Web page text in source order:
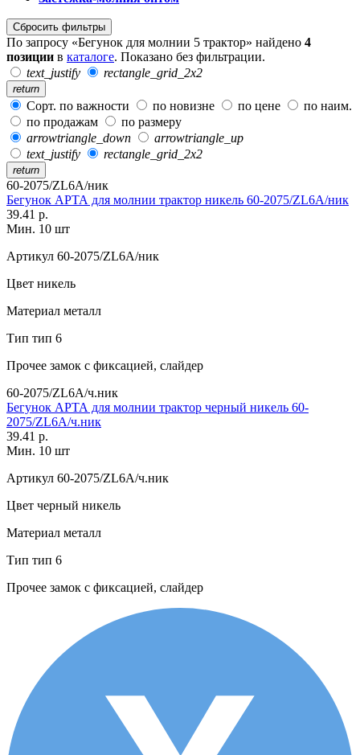
Сбросить фильтры
По запросу «Бегунок для молнии 5 трактор» найдено 4
позиции в каталоге. Показано без фильтрации.
text_justify
rectangle_grid_2x2
return
Сорт. по важности по новизне по цене
по наим.
по продажам
по размеру
arrowtriangle_down
arrowtriangle_up
text_justify
rectangle_grid_2x2
return
60-2075/ZL6A/ник
Бегунок АРТА для молнии трактор никель 60-2075/ZL6A/ник
39.41 р.
Мин. 10 шт
Артикул 60-2075/ZL6A/ник
Цвет никель
Материал металл
Тип тип 6
Прочее замок с фиксацией, слайдер
60-2075/ZL6A/ч.ник
Бегунок АРТА для молнии трактор черный никель 60-
2075/ZL6A/ч.ник
39.41 р.
Мин. 10 шт
Артикул 60-2075/ZL6A/ч.ник
Цвет черный никель
Материал металл
Тип тип 6
Прочее замок с фиксацией, слайдер